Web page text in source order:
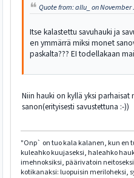
Quote from: allu_ on November
Itse kalastettu savuhauki ja
en ymmärrä miksi monet
paskalta??? EI todellakaan
Niin hauki on kyllä yksi parhaisat
sanon(erityisesti savustettuna :-))
"Onp` on tuo kala kalanen, kun en
kuleahko kuujaseksi, haleahko
imehnoksiksi, päärivatoin
kotikanaksi: luopuisin meriloheksi,